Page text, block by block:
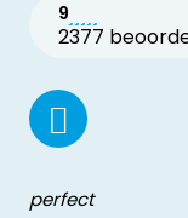
9
2377
perfect